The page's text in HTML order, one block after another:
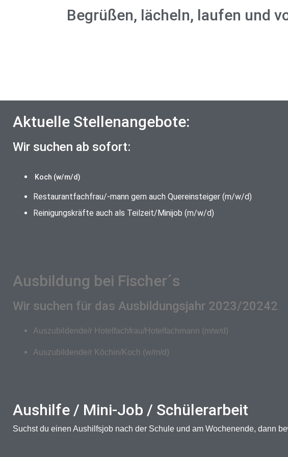
Begrüßen, lächeln, laufen und
Aktuelle Stellenangebote:
Wir suchen ab sofort:
Koch (w/m/d)
Restaurantfachfrau/-mann gern auch Quereinsteiger (m/w/d)
Reinigungskräfte auch als Teilzeit/Minijob (m/w/d)
Ausbildung bei Fischer´s
Wir suchen für das Ausbildungsjahr 2023/20242
Auszubildende/r Hotelfachfrau/Hotelfachmann (m/w/d)
Auszubildende/r Köchin/Koch (w/m/d)
Aushilfe / Mini-Job / Schülerarbeit
Suchst du einen Aushilfsjob nach der Schule und am Wochenende, dann